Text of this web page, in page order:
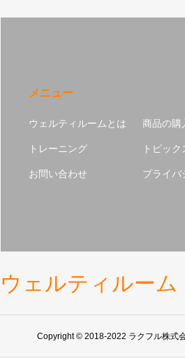
メニュー
ウェルティルームとは 商品の購
トレーニング トピック
お問い合わせ プライバ
ウェルティルーム
Copyright © 2018-2022 ラクフル株式